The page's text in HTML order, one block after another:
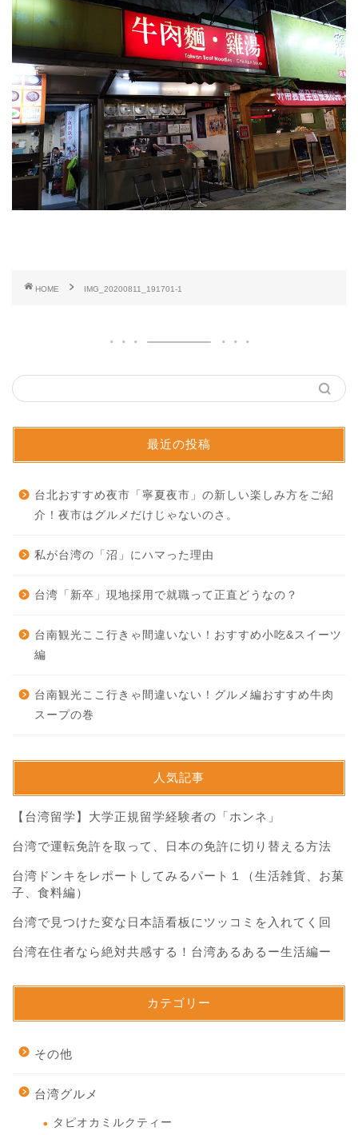
HOME IMG_20200811_191701-1
最近の投稿
台北おすすめ夜市「寧夏夜市」の新しい楽しみ方をご紹
介！夜市はグルメだけじゃないのさ。
私が台湾の「沼」にハマった理由
台湾「新卒」現地採用で就職って正直どうなの？
台南観光ここ行きゃ間違いない！おすすめ小吃&スイーツ
編
台南観光ここ行きゃ間違いない！グルメ編おすすめ牛肉
スープの巻
人気記事
【台湾留学】大学正規留学経験者の「ホンネ」
台湾で運転免許を取って、日本の免許に切り替える方法
台湾ドンキをレポートしてみるパート１（生活雑貨、お菓
子、食料編）
台湾で見つけた変な日本語看板にツッコミを入れてく回
台湾在住者なら絶対共感する！台湾あるあるー生活編ー
カテゴリー
その他
台湾グルメ
タピオカミルクティー